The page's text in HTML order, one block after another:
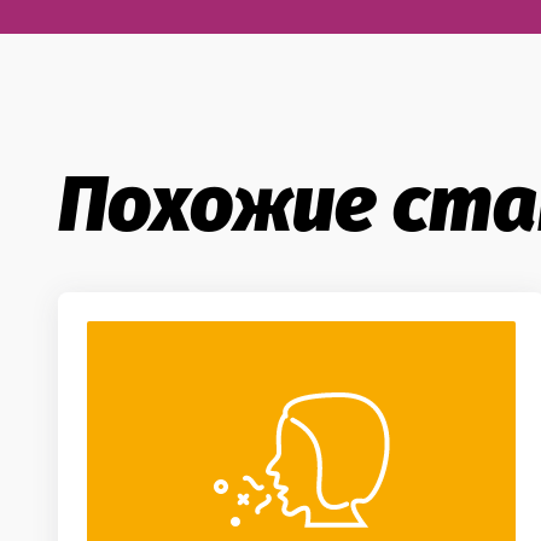
Похожие